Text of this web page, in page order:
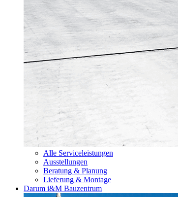
Alle Serviceleistungen
Ausstellungen
Beratung & Planung
Lieferung & Montage
Darum i&M Bauzentrum